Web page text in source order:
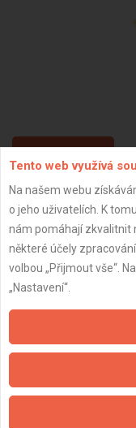
ZPĚT
Aktualizováno
Tento web využívá
Na našem webu
o jeho uživatelích. K
nám pomáhají zkvalitnit
některé účely
volbou „Přijmout vše“.
„Nastavení“.